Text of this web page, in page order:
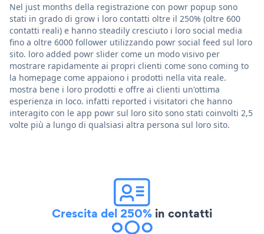
Nel just months della registrazione con powr popup sono
stati in grado di grow i loro contatti oltre il 250% (oltre 600
contatti reali) e hanno steadily cresciuto i loro social media
fino a oltre 6000 follower utilizzando powr social feed sul loro
sito. loro added powr slider come un modo visivo per
mostrare rapidamente ai propri clienti come sono coming to
la homepage come appaiono i prodotti nella vita reale.
mostra bene i loro prodotti e offre ai clienti un'ottima
esperienza in loco. infatti reported i visitatori che hanno
interagito con le app powr sul loro sito sono stati coinvolti 2,5
volte più a lungo di qualsiasi altra persona sul loro sito.
Crescita del 250% in contatti